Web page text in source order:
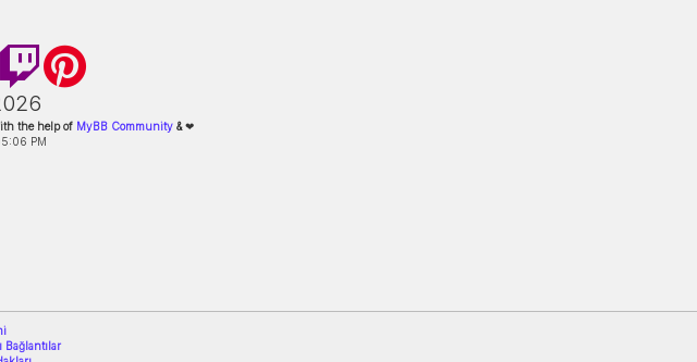
the help of MyBB Community&❤
PM
Bağlantılar